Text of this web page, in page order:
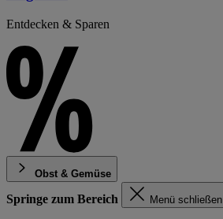
Entdecken & Sparen
Obst & Gemüse
Springe zum Bereich Menü schließen